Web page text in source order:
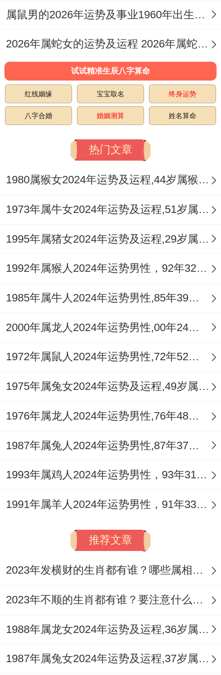
合月亮变成150度相位。暗示家庭责任与个
人推进的矛盾。尤其是67年属羊射手。差不
际沟通白皮书》中的"共识阶梯模型"。
而83年属猪射手需关注父母健康，5月水星
逆行期间宜进行为你性体检 东南方位放置联
吉锦袋可增强家宅运势！
健康挑战:能量透支的预警信号 ‌生理机能:免
疫为你的周期波动‌、健康宫主星土星再双鱼
座逆行期间！两类人群都需警惕慢性病复
点防护呼吸为你;而属猪射手受冲太岁效应
~9月心血管负荷指数将上升15%。建议采
心率维持130次/分的锻炼节奏...
心理调节:压力转化的正念训练;火星再第八
玄研发的"五感锚定法"值的借鉴：通过视觉
聚焦、听觉捕捉等五步训练实现情绪剥离！
特别提醒属猪射手 -2025年冲太岁带来的变
经 风水协会检测 能降低23%的意外风险指
再宇宙能量的潮汐中凡是的。都生命体都是
有特色的接收器同发射器.
其实吧- 967年属羊与1983年属猪的射手座
既有的保持火象星座的开拓勇气；也要善用
生肖智慧化解危机...当个人努力合时空能量
属鼠男的2026年运势及事业1960年出生的命运 属鼠男的2026婚姻
2026年属蛇女的运势及运程 2026年属蛇女全年运势及运程
试试精准生辰八字算命
红线姻缘 宝宝取名 终身运势
八字合婚 婚姻测算 姓名算命
热门文章
1980属猴女2024年运势及运程,44岁属猴人2024全年每月运势女性如何
1973年属牛女2024年运势及运程,51岁属牛人2024全年每月运势女性如何
1995年属猪女2024年运势及运程,29岁属猪人2024全年每月运势女性如何
1992年属猴人2024年运势男性，92年32岁属猴男2024年每月运程怎么样
1985年属牛人2024年运势男性,85年39岁属牛男2024年每月运程怎么样
2000年属龙人2024年运势男性,00年24岁属龙男2024年每月运程怎么样
1972年属鼠人2024年运势男性,72年52岁属鼠男2024年每月运程怎么样
1975年属兔女2024年运势及运程,49岁属兔人2024全年每月运势女性如何
1976年属龙人2024年运势男性,76年48岁属龙男2024年每月运程怎么样
1987年属兔人2024年运势男性,87年37岁属兔男2024年每月运程怎么样
1993年属鸡人2024年运势男性，93年31岁属鸡男2024年每月运程怎么样
1991年属羊人2024年运势男性，91年33岁属羊男2024年每月运程怎么样
推荐文章
2023年发横财的生肖都有谁？哪些属相财运旺盛？
2023年不顺的生肖都有谁？要注意什么呢？
1988年属龙女2024年运势及运程,36岁属龙人2024全年每月运势女性如何
1987年属兔女2024年运势及运程,37岁属兔人2024全年每月运势女性如何